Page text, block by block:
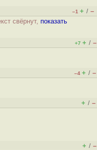
–1 + / –
свёрнут, показать
+7 + / –
–4 + / –
+ / –
+ / –